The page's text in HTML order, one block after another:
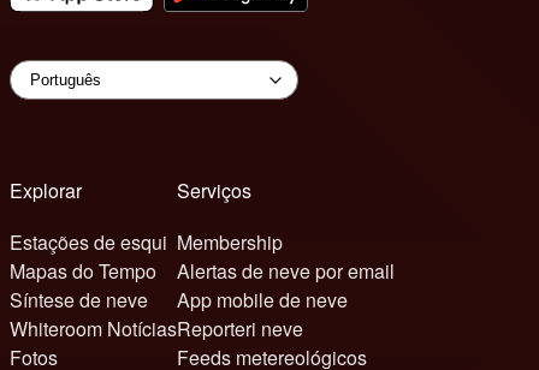
Explorar
Estações de esqui
Mapas do Tempo
Síntese de neve
Whiteroom Notícias
Fotos
Serviços
Membership
Alertas de neve por email
App mobile de neve
Reporteri neve
Feeds metereológicos